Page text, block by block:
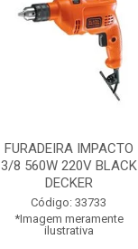
FURADEIRA IMPACTO
3/8 560W 220V BLACK
DECKER
Código: 33733
*Imagem meramente
ilustrativa